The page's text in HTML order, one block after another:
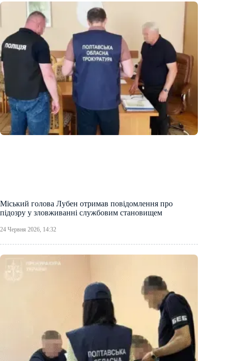
Міський голова Лубен отримав повідомлення про
підозру у зловживанні службовим становищем
24 Червня 2026, 14:32